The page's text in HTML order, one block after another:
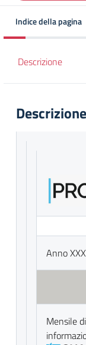
Indice della pagina
Descrizione
Descrizione
Anno
Mensile